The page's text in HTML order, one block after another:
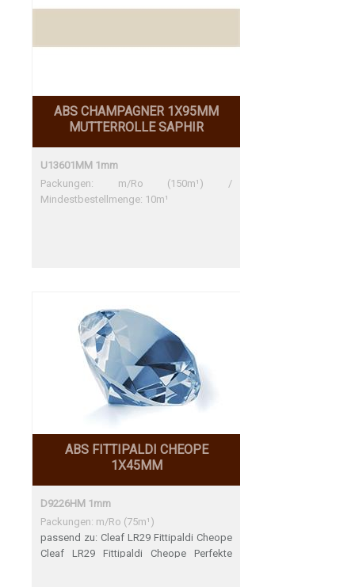
ABS CHAMPAGNER 1X95MM
MUTTERROLLE SAPHIR
U13601MM 1mm
Packungen: m/Ro (150m¹) /
Mindestbestellmenge: 10m¹
ABS FITTIPALDI CHEOPE
1X45MM
D9226HM 1mm
Packungen: m/Ro (75m¹)
passend zu: Cleaf LR29 Fittipaldi Cheope
Cleaf LR29 Fittipaldi Cheope Perfekte